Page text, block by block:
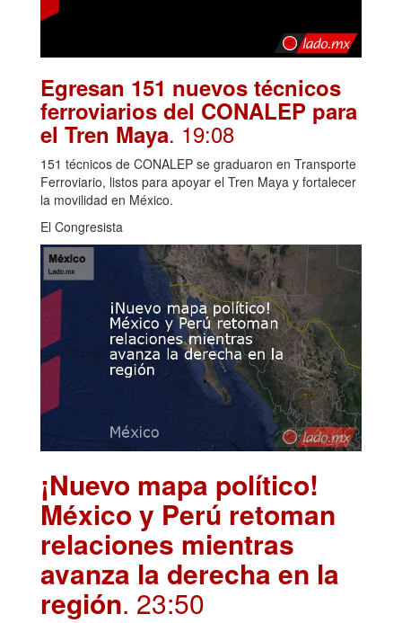
Egresan 151 nuevos técnicos
ferroviarios del CONALEP para
el Tren Maya. 19:08
151 técnicos de CONALEP se graduaron en Transporte
Ferroviario, listos para apoyar el Tren Maya y fortalecer
la movilidad en México.
El Congresista
¡Nuevo mapa político!
México y Perú retoman
relaciones mientras
avanza la derecha en la
región. 23:50